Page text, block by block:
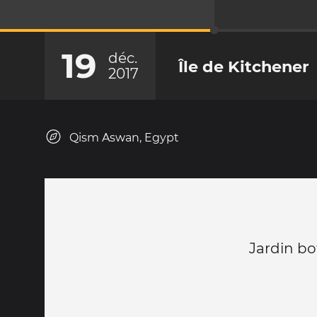
19
déc.
2017
Île de Kitchener
Qism Aswan, Egypt
Jardin